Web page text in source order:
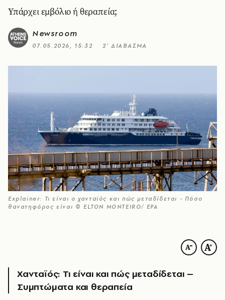
Υπάρχει εμβόλιο ή θεραπεία;
Newsroom
07.05.2026, 15:32 2’ ΔΙΑΒΑΣΜΑ
Explainer: Τι είναι ο χανταϊός και πώς μεταδίδεται - Πόσο
θανατηφόρος είναι © ELTON MONTEIRO/ EPA
Χανταϊός: Τι είναι και πώς μεταδίδεται –
Συμπτώματα και θεραπεία